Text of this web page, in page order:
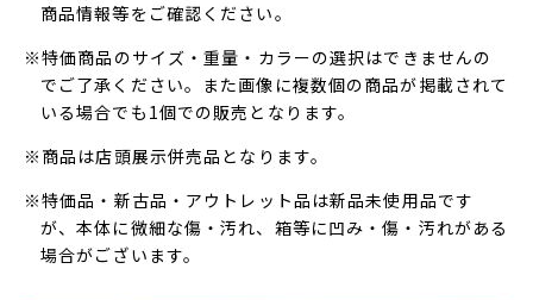
商品情報等をご確認ください。
※特価商品のサイズ・重量・カラーの選択はできませんの
でご了承ください。また画像に複数個の商品が掲載されて
いる場合でも1個での販売となります。
※商品は店頭展示併売品となります。
※特価品・新古品・アウトレット品は新品未使用品です
が、本体に微細な傷・汚れ、箱等に凹み・傷・汚れがある
場合がございます。